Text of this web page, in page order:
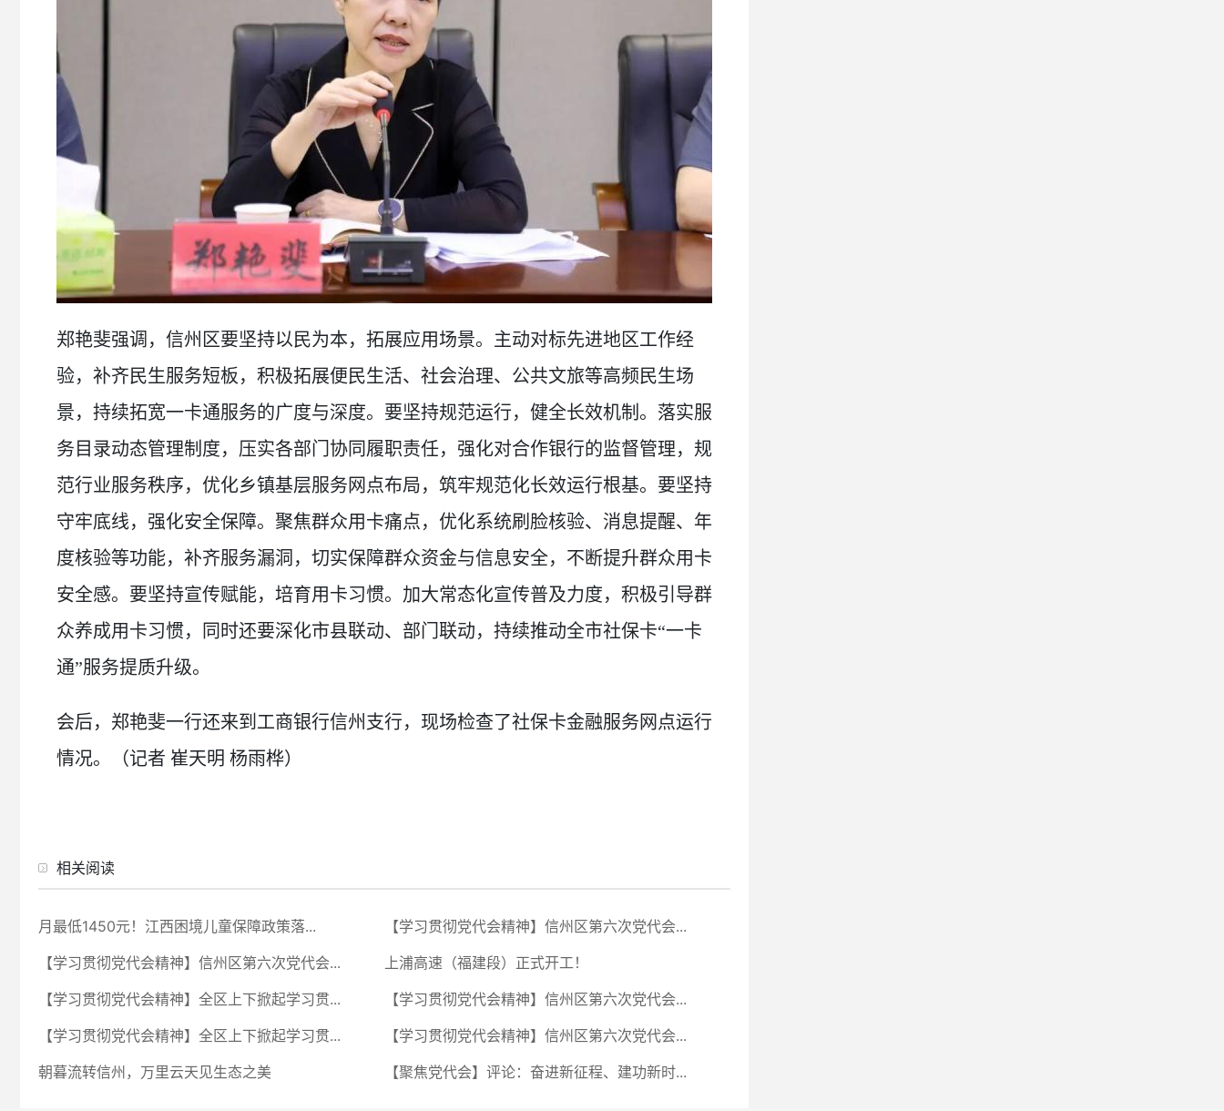
郑艳斐强调，信州区要坚持以民为本，拓展应用场景。主动对标先进地区工作经
验，补齐民生服务短板，积极拓展便民生活、社会治理、公共文旅等高频民生场
景，持续拓宽一卡通服务的广度与深度。要坚持规范运行，健全长效机制。落实服
务目录动态管理制度，压实各部门协同履职责任，强化对合作银行的监督管理，规
范行业服务秩序，优化乡镇基层服务网点布局，筑牢规范化长效运行根基。要坚持
守牢底线，强化安全保障。聚焦群众用卡痛点，优化系统刷脸核验、消息提醒、年
度核验等功能，补齐服务漏洞，切实保障群众资金与信息安全，不断提升群众用卡
安全感。要坚持宣传赋能，培育用卡习惯。加大常态化宣传普及力度，积极引导群
众养成用卡习惯，同时还要深化市县联动、部门联动，持续推动全市社保卡“一卡
通”服务提质升级。
会后，郑艳斐一行还来到工商银行信州支行，现场检查了社保卡金融服务网点运行
情况。（记者 崔天明 杨雨桦）
相关阅读
月最低1450元！江西困境儿童保障政策落...
【学习贯彻党代会精神】信州区第六次党代会...
【学习贯彻党代会精神】信州区第六次党代会...
上浦高速（福建段）正式开工！
【学习贯彻党代会精神】全区上下掀起学习贯...
【学习贯彻党代会精神】信州区第六次党代会...
【学习贯彻党代会精神】全区上下掀起学习贯...
【学习贯彻党代会精神】信州区第六次党代会...
朝暮流转信州，万里云天见生态之美
【聚焦党代会】评论：奋进新征程、建功新时...